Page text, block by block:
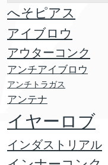
へそピアス
アイブロウ
アウターコンク
アンチアイブロウ
アンチトラガス
アンテナ
イヤーロブ
インダストリアル